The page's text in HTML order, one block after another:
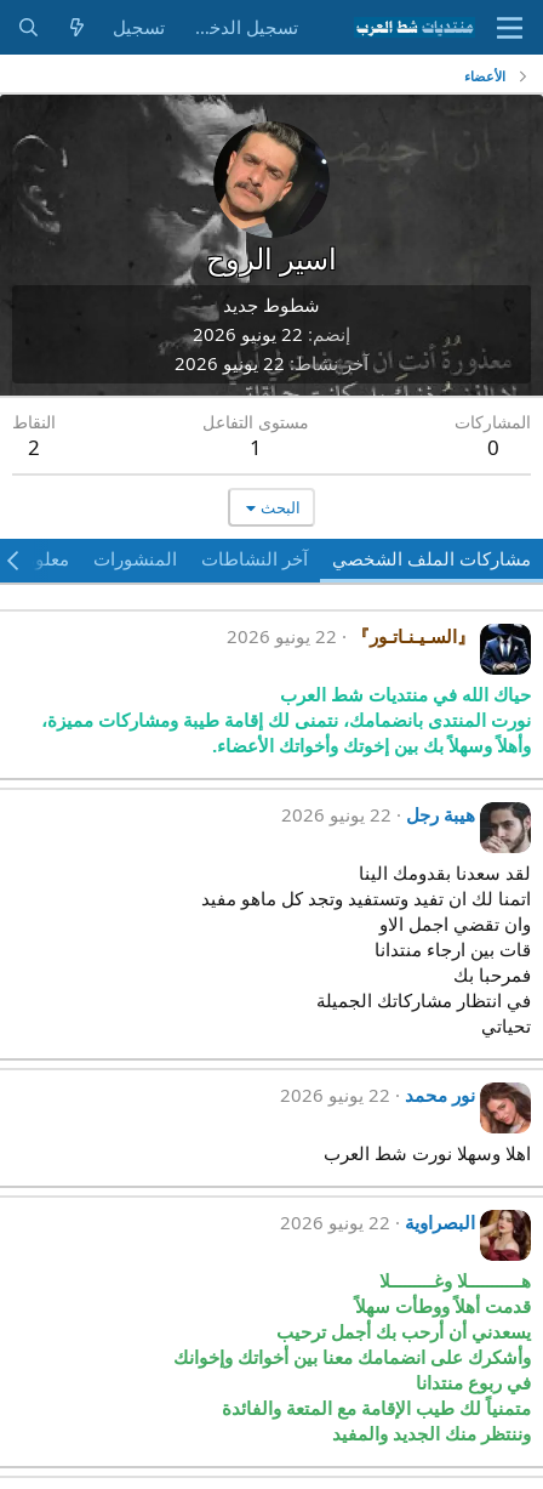
تسجيل الدخول تسجيل
الأعضاء
اسير الروح
شطوط جديد
إنضم 22 يونيو 2026
آخر نشاط 22 يونيو 2026
المشاركات
0
مستوى التفاعل
1
النقاط
2
البحث
مشاركات الملف الشخصي آخر النشاطات المنشورات معلومات
『السـيـنـاتـور』 22 يونيو 2026
حياك الله في منتديات شط العرب
نورت المنتدى بانضمامك، نتمنى لك إقامة طيبة ومشاركات مميزة،
وأهلاً وسهلاً بك بين إخوتك وأخواتك الأعضاء.
هيبة رجل 22 يونيو 2026
لقد سعدنا بقدومك الينا
اتمنا لك ان تفيد وتستفيد وتجد كل ماهو مفيد
وان تقضي اجمل الاو
قات بين ارجاء منتدانا
فمرحبا بك
في انتظار مشاركاتك الجميلة
تحياتي
نور محمد 22 يونيو 2026
اهلا وسهلا نورت شط العرب
البصراوية 22 يونيو 2026
هـــــــــــلا وغـــــــــلا
قدمت أهلاً ووطأت سهلاً
يسعدني أن أرحب بك أجمل ترحيب
وأشكرك على انضمامك معنا بين أخواتك وإخوانك
في ربوع منتدانا
متمنياً لك طيب الإقامة مع المتعة والفائدة
وننتظر منك الجديد والمفيد